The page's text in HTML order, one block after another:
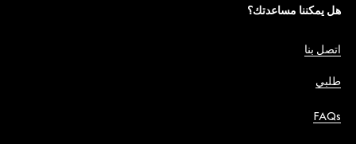
هل يمكننا مساعدتك؟
اتصل بنا
طلبي
FAQs